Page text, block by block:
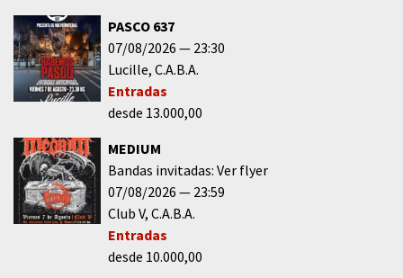
PASCO 637
07/08/2026
23:30
Lucille C.A.B.A.
Entradas
desde 13.000,00
MEDIUM
Bandas invitadas: Ver flyer
07/08/2026
23:59
Club V C.A.B.A.
Entradas
desde 10.000,00